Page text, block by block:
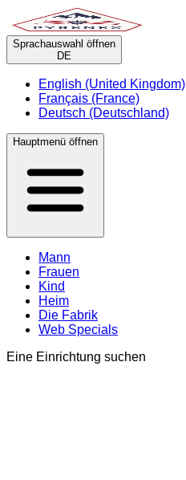
Sprachauswahl öffnen
DE
English (United Kingdom)
Français (France)
Deutsch (Deutschland)
Hauptmenü öffnen
Mann
Frauen
Kind
Heim
Die Fabrik
Web Specials
Eine Einrichtung suchen